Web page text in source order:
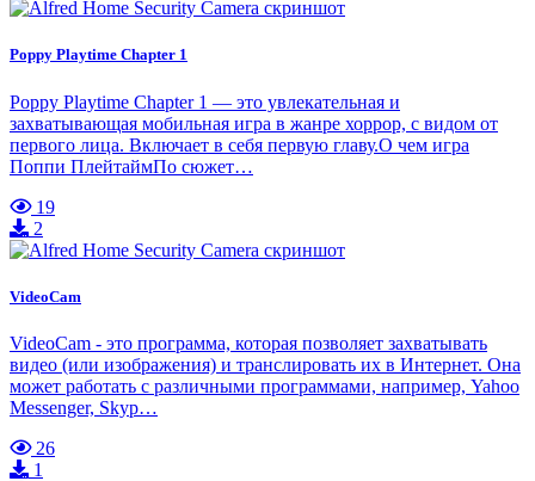
Poppy Playtime Chapter 1
Poppy Playtime Chapter 1 — это увлекательная и
захватывающая мобильная игра в жанре хоррор, с видом от
первого лица. Включает в себя первую главу.О чем игра
Поппи ПлейтаймПо сюжет…
19
2
VideoCam
VideoCam - это программа, которая позволяет захватывать
видео (или изображения) и транслировать их в Интернет. Она
может работать с различными программами, например, Yahoo
Messenger, Skyp…
26
1